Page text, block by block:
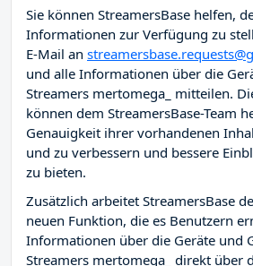
Sie können StreamersBase helfen,
Informationen zur Verfügung zu
E-Mail an
und alle Informationen über die
Streamers mertomega_ mitteilen.
können dem StreamersBase-Team
Genauigkeit ihrer vorhandenen
und zu verbessern und bessere
zu bieten.
Zusätzlich arbeitet StreamersBase
neuen Funktion, die es Benutzern
Informationen über die Geräte und
Streamers mertomega_ direkt über